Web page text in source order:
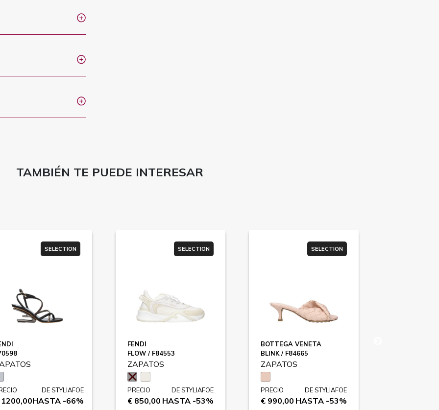
TAMBIÉN TE PUEDE INTERESAR
SELECTION
DE STYLIAFOE
HASTA -66%
SELECTION
FENDI
FLOW / F84553
ZAPATOS
PRECIO
€ 850,00
DE STYLIAFOE
HASTA -53%
SELECTION
BOTTEGA VENETA
BLINK / F84665
ZAPATOS
PRECIO
€ 990,00
DE STYLIAFOE
HASTA -53%